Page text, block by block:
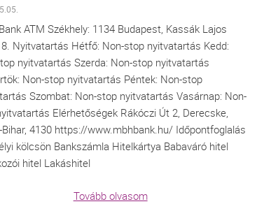
ATM Székhely: 1134 Budapest, Kassák Lajos
Nyitvatartás Hétfő: Non-stop nyitvatartás Kedd:
nyitvatartás Szerda: Non-stop nyitvatartás
Non-stop nyitvatartás Péntek: Non-stop
Szombat: Non-stop nyitvatartás Vasárnap: Non-
Elérhetőségek Rákóczi Út 2, Derecske,
Bihar, 4130 https://www.mbhbank.hu/ Időpontfoglalás
kölcsön Bankszámla Hitelkártya Babaváró hitel
hitel Lakáshitel
Tovább olvasom